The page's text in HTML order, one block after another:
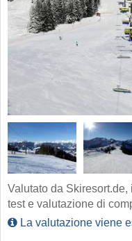
Valutato da
test e valutazione di
La valutazione viene